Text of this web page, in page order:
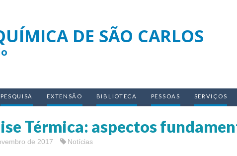
DE SÃO CARLOS
PESQUISA EXTENSÃO BIBLIOTECA PESSOAS SERVIÇOS
Térmica: aspectos
de 2017 Notícias